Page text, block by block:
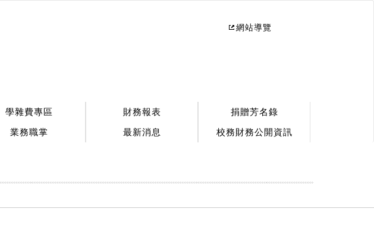
網站導覽
學雜費專區 財務報表
捐贈芳名錄
業務職掌 最新消息 校務財務公開資訊